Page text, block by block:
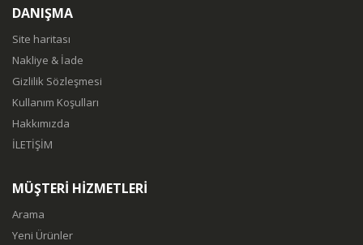
DANIŞMA
Site haritası
Nakliye & İade
Gizlilik Sözleşmesi
Kullanım Koşulları
Hakkımızda
İLETİŞİM
MÜŞTERİ HİZMETLERİ
Arama
Yeni Ürünler